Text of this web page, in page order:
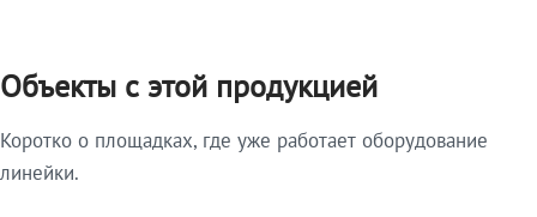
Объекты с этой продукцией
Коротко о площадках, где уже работает оборудование
линейки.